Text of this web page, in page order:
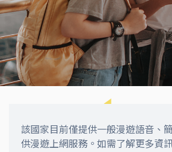
該國家目前僅提供一般漫遊語音、
供漫遊上網服務。如需了解更多資